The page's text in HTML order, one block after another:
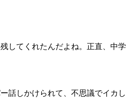
してくれたんだよね。正直、中学
話しかけられて、不思議でイカし